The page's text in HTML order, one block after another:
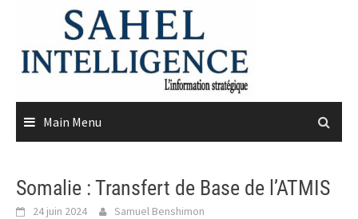
content
Main Menu
Somalie : Transfert de Base de l’ATMIS
24 juin 2024 Samuel Benshimon